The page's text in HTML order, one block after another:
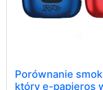
Porównanie
który e-papieros